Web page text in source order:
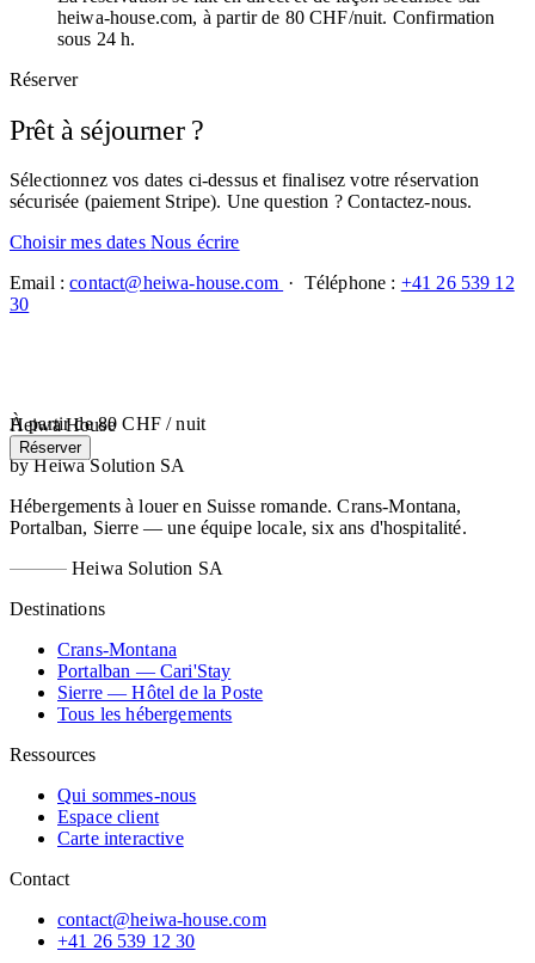
heiwa-house.com, à partir de 80 CHF/nuit. Confirmation
sous 24 h.
Réserver
Prêt à séjourner ?
Sélectionnez vos dates ci-dessus et finalisez votre réservation
sécurisée (paiement Stripe). Une question ? Contactez-nous.
Choisir mes dates Nous écrire
Email :contact@heiwa-house.com · Téléphone : +41 26 539 12
30
À partir de 80 CHF / nuit
Réserver
Heiwa House
by Heiwa Solution SA
Hébergements à louer en Suisse romande. Crans-Montana,
Portalban, Sierre — une équipe locale, six ans d'hospitalité.
Heiwa Solution SA
Destinations
Crans-Montana
Portalban — Cari'Stay
Sierre — Hôtel de la Poste
Tous les hébergements
Ressources
Qui sommes-nous
Espace client
Carte interactive
Contact
contact@heiwa-house.com
+41 26 539 12 30